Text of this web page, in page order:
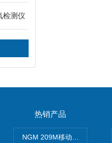
检测仪
热销产品
NGM 209M移动式惰性气体